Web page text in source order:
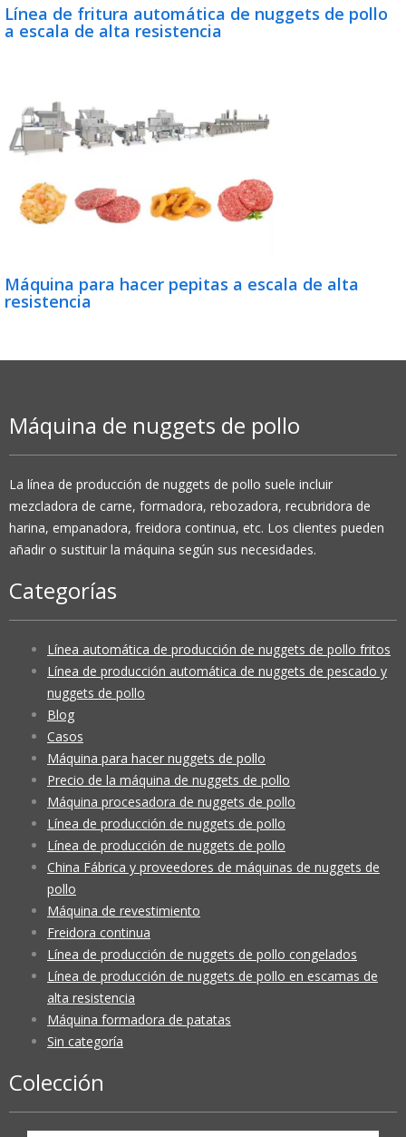
Línea de fritura automática de nuggets de pollo
a escala de alta resistencia
Máquina para hacer pepitas a escala de alta
resistencia
Máquina de nuggets de pollo
La línea de producción de nuggets de pollo suele incluir
mezcladora de carne, formadora, rebozadora, recubridora de
harina, empanadora, freidora continua, etc. Los clientes pueden
añadir o sustituir la máquina según sus necesidades.
Categorías
Línea automática de producción de nuggets de pollo fritos
Línea de producción automática de nuggets de pescado y
nuggets de pollo
Blog
Casos
Máquina para hacer nuggets de pollo
Precio de la máquina de nuggets de pollo
Máquina procesadora de nuggets de pollo
Línea de producción de nuggets de pollo
Línea de producción de nuggets de pollo
China Fábrica y proveedores de máquinas de nuggets de
pollo
Máquina de revestimiento
Freidora continua
Línea de producción de nuggets de pollo congelados
Línea de producción de nuggets de pollo en escamas de
alta resistencia
Máquina formadora de patatas
Sin categoría
Colección